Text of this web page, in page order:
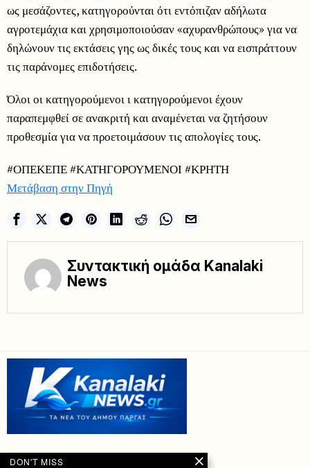
ως μεσάζοντες, κατηγορούνται ότι εντόπιζαν αδήλωτα
αγροτεμάχια και χρησιμοποιούσαν «αχυρανθρώπους» για να
δηλώνουν τις εκτάσεις γης ως δικές τους και να εισπράττουν
τις παράνομες επιδοτήσεις.
Όλοι οι κατηγορούμενοι ι κατηγορούμενοι έχουν
παραπεμφθεί σε ανακριτή και αναμένεται να ζητήσουν
προθεσμία για να προετοιμάσουν τις απολογίες τους.
#ΟΠΕΚΕΠΕ #ΚΑΤΗΓΟΡΟΥΜΕΝΟΙ #ΚΡΗΤΗ
Μετάβαση στην Πηγή
Συντακτική ομάδα Kanalaki
News
DON'T MISS